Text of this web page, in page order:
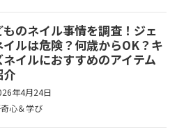
ものネイル事情を調査！ジェ
イルは危険？何歳からOK？キ
ネイルにおすすめのアイテム
介
年4月24日
心＆学び